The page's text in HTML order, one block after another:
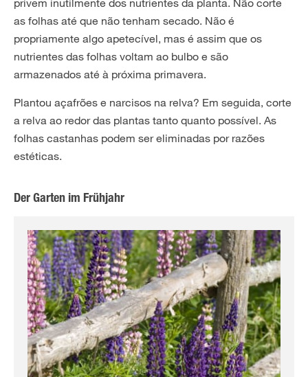
privem inutilmente dos nutrientes da planta. Não corte
as folhas até que não tenham secado. Não é
propriamente algo apetecível, mas é assim que os
nutrientes das folhas voltam ao bulbo e são
armazenados até à próxima primavera.
Plantou açafrões e narcisos na relva? Em seguida, corte
a relva ao redor das plantas tanto quanto possível. As
folhas castanhas podem ser eliminadas por razões
estéticas.
Der Garten im Frühjahr